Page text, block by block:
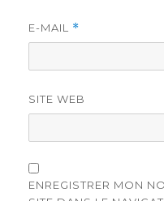
E-MAIL *
SITE WEB
ENREGISTRER MON